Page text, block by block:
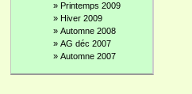
» Printemps 2009
» Hiver 2009
» Automne 2008
» AG déc 2007
» Automne 2007